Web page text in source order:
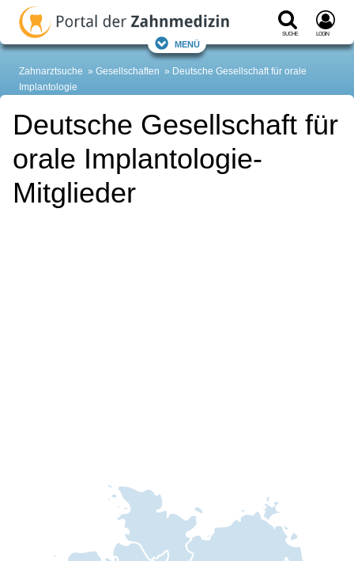
Suche Login
Menü
Zahnarztsuche Gesellschaften
Deutsche Gesellschaft für orale
Implantologie
Deutsche Gesellschaft für
orale Implantologie-
Mitglieder